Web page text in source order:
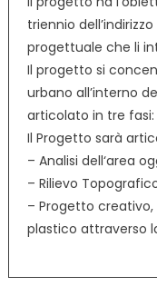
triennio
progettuale che li
Il progetto si
urbano all’interno
articolato in tre fasi:
Il Progetto sarà
– Analisi dell‘area
– Rilievo
– Progetto creativo,
plastico attraverso